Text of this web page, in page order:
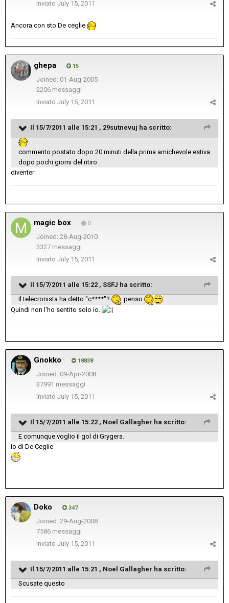
Inviato July 15, 2011
Ancora con sto De ceglie
ghepa 15
Joined: 01-Aug-2005
2206 messaggi
Inviato July 15, 2011
Il 15/7/2011 alle 15:21 , 29sutnevuj ha scritto:
commento postato dopo 20 minuti della prima amichevole estiva
dopo pochi giorni del ritiro
diventer
magic box 0
Joined: 28-Aug-2010
3327 messaggi
Inviato July 15, 2011
Il 15/7/2011 alle 15:22 , SSFJ ha scritto:
Il telecronista ha detto "c****"?
.penso
Quindi non l'ho sentito solo io.
Gnokko 18838
Joined: 09-Apr-2008
37991 messaggi
Inviato July 15, 2011
Il 15/7/2011 alle 15:22 , Noel Gallagher ha scritto:
E comunque voglio il gol di Grygera.
io di De Ceglie
Doko 347
Joined: 29-Aug-2008
7586 messaggi
Inviato July 15, 2011
Il 15/7/2011 alle 15:21 , Noel Gallagher ha scritto:
Scusate questo